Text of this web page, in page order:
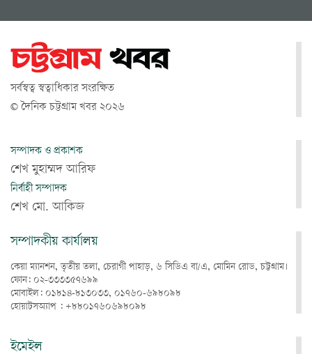
সর্বস্বত্ব স্বত্বাধিকার সংরক্ষিত
© দৈনিক চট্টগ্রাম খবর ২০২৬
সম্পাদক ও প্রকাশক
শেখ মুহাম্মদ আরিফ
নির্বাহী সম্পাদক
শেখ মো. আকিজ
সম্পাদকীয় কার্যালয়
কেয়া ম্যানশন, তৃতীয় তলা, চেরাগী পাহাড়, ৬ সিডিএ বা/এ, মোমিন রোড, চট্টগ্রাম।
ফোন: ০২-৩৩৩৩৫৭৬৯৯
মোবাইল: ০১৮১৪-৮১৩০৩৩, ০১৭৬০-৬৯৮০৯৮
হোয়াটসঅ্যাপ : +৮৮০১৭৬০৬৯৮০৯৮
ইমেইল